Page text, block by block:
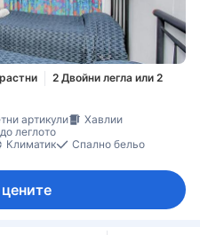
2 Двойни легла или 2
артикули
Хавлии
леглото
Климатик
Спално бельо